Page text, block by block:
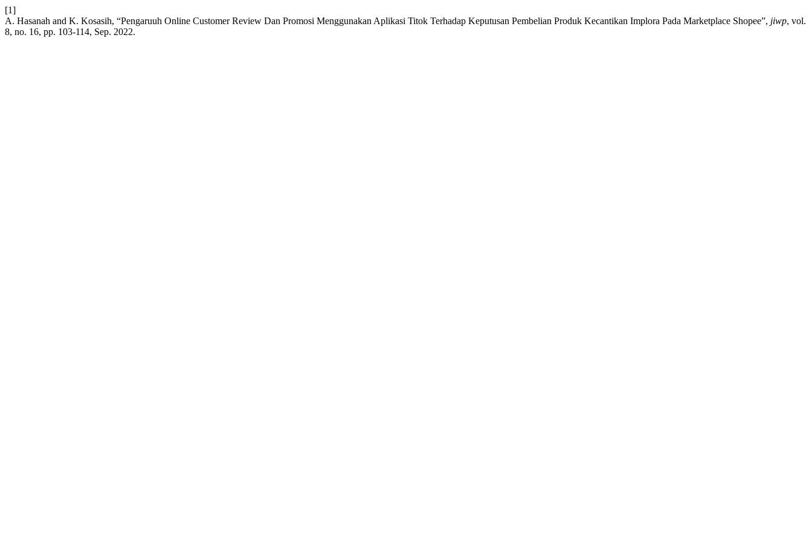
[1]
A. Hasanah and K. Kosasih, “Pengaruuh Online Customer Review Dan Promosi Menggunakan Aplikasi Titok Terhadap Keputusan Pembelian Produk Kecantikan Implora Pada Marketplace Shopee”, jiwp, vol.
8, no. 16, pp. 103-114, Sep. 2022.